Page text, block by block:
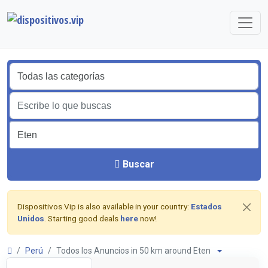
Buscar
Dispositivos.Vip is also available in your country: Estados
Unidos . Starting good deals herenow!
Perú Todos los Anuncios in 50 km around Eten